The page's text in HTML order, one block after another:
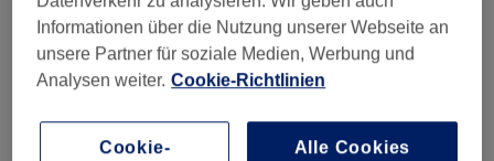
Informationen über die Nutzung unserer Webseite an
unsere Partner für soziale Medien, Werbung und
Analysen weiter. Cookie-Richtlinien
Cookie-
Alle Cookies